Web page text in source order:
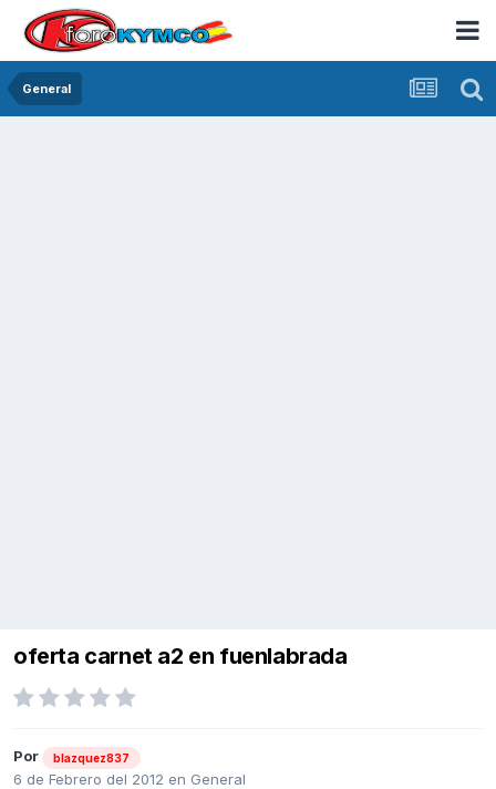
General
oferta carnet a2 en fuenlabrada
Por blazquez837
6 de Febrero del 2012 en General